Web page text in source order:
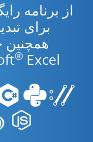
همچنین
® Excel استفاده کنید.